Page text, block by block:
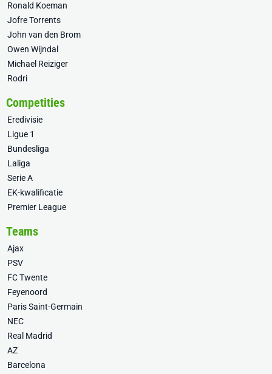
Ronald Koeman
Jofre Torrents
John van den Brom
Owen Wijndal
Michael Reiziger
Rodri
Competities
Eredivisie
Ligue 1
Bundesliga
Laliga
Serie A
EK-kwalificatie
Premier League
Teams
Ajax
PSV
FC Twente
Feyenoord
Paris Saint-Germain
NEC
Real Madrid
AZ
Barcelona